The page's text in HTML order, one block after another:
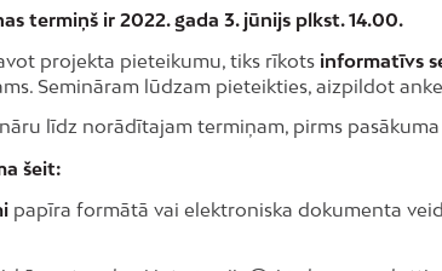
termiņš ir 2022. gada 3. jūnijs plkst. 14.00.
projekta pieteikumu, tiks rīkots informatīvs
Semināram lūdzam pieteikties, aizpildot
līdz norādītajam termiņam, pirms
šeit:
papīra formātā vai elektroniska dokumenta